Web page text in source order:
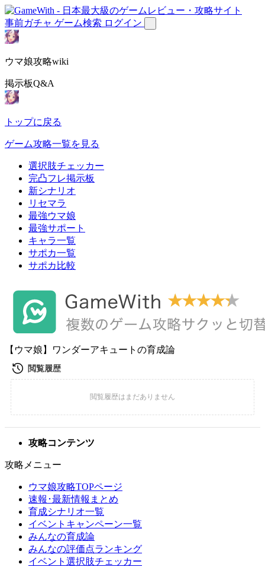
事前ガチャ ゲーム検索 ログイン
ウマ娘攻略wiki
掲示板Q&A
トップに戻る
ゲーム攻略一覧を見る
選択肢チェッカー
完凸フレ掲示板
新シナリオ
リセマラ
最強ウマ娘
最強サポート
キャラ一覧
サポカ一覧
サポカ比較
【ウマ娘】ワンダーアキュートの育成論
攻略コンテンツ
攻略メニュー
ウマ娘攻略TOPページ
速報･最新情報まとめ
育成シナリオ一覧
イベントキャンペーン一覧
みんなの育成論
みんなの評価点ランキング
イベント選択肢チェッカー